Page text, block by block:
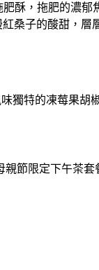
酥， 拖肥的濃郁
紅桑子的酸甜，層
獨特的凍莓果胡
親節限定下午茶套